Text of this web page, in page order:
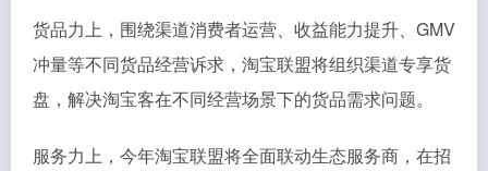
货品力上，围绕渠道消费者运营、收益能力提升、GMV
冲量等不同货品经营诉求，淘宝联盟将组织渠道专享货
盘，解决淘宝客在不同经营场景下的货品需求问题。
服务力上，今年淘宝联盟将全面联动生态服务商，在招